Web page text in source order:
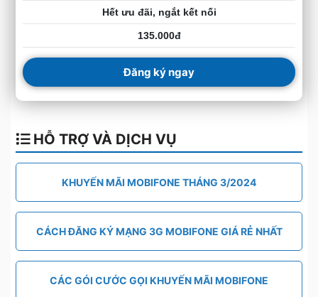
Hết ưu đãi, ngắt kết nối
135.000đ
Đăng ký ngay
HỖ TRỢ VÀ DỊCH VỤ
KHUYẾN MÃI MOBIFONE THÁNG 3/2024
CÁCH ĐĂNG KÝ MẠNG 3G MOBIFONE GIÁ RẺ NHẤT
CÁC GÓI CƯỚC GỌI KHUYẾN MÃI MOBIFONE